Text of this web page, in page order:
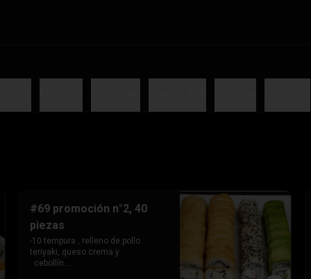
#69 promoción n°2, 40
piezas
-10 tempura , relleno de pollo
teriyaki, queso crema y
  cebollín